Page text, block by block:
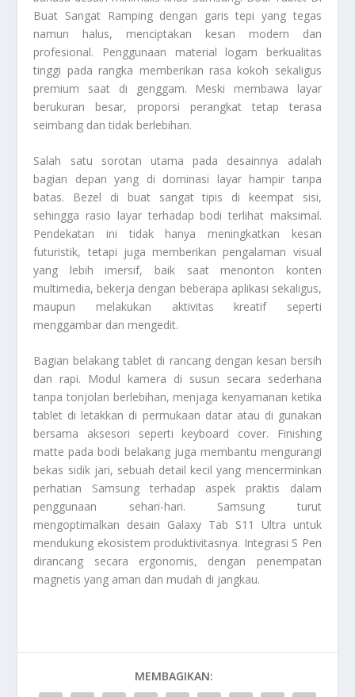
Buat Sangat Ramping dengan garis tepi yang tegas
namun halus, menciptakan kesan modern dan
profesional. Penggunaan material logam berkualitas
tinggi pada rangka memberikan rasa kokoh sekaligus
premium saat di genggam. Meski membawa layar
berukuran besar, proporsi perangkat tetap terasa
seimbang dan tidak berlebihan.
Salah satu sorotan utama pada desainnya adalah
bagian depan yang di dominasi layar hampir tanpa
batas. Bezel di buat sangat tipis di keempat sisi,
sehingga rasio layar terhadap bodi terlihat maksimal.
Pendekatan ini tidak hanya meningkatkan kesan
futuristik, tetapi juga memberikan pengalaman visual
yang lebih imersif, baik saat menonton konten
multimedia, bekerja dengan beberapa aplikasi sekaligus,
maupun melakukan aktivitas kreatif seperti
menggambar dan mengedit.
Bagian belakang tablet di rancang dengan kesan bersih
dan rapi. Modul kamera di susun secara sederhana
tanpa tonjolan berlebihan, menjaga kenyamanan ketika
tablet di letakkan di permukaan datar atau di gunakan
bersama aksesori seperti keyboard cover. Finishing
matte pada bodi belakang juga membantu mengurangi
bekas sidik jari, sebuah detail kecil yang mencerminkan
perhatian Samsung terhadap aspek praktis dalam
penggunaan sehari-hari. Samsung turut
mengoptimalkan desain Galaxy Tab S11 Ultra untuk
mendukung ekosistem produktivitasnya. Integrasi S Pen
dirancang secara ergonomis, dengan penempatan
magnetis yang aman dan mudah di jangkau.
MEMBAGIKAN: